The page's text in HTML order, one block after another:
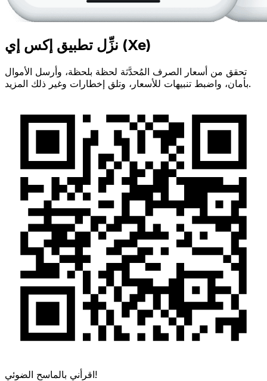
نزِّل تطبيق إكس إي (Xe)
تحقق من أسعار الصرف المُحدَّثة لحظة بلحظة، وأرسل الأموال
بأمان، واضبط تنبيهات للأسعار، وتلق إخطارات وغير ذلك المزيد.
اقرأني بالماسح الضوئي!